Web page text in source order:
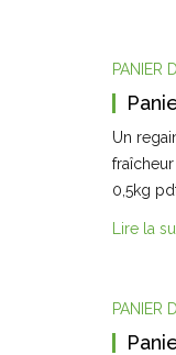
PANIER
Un
0,5kg
Lire la
PANIER